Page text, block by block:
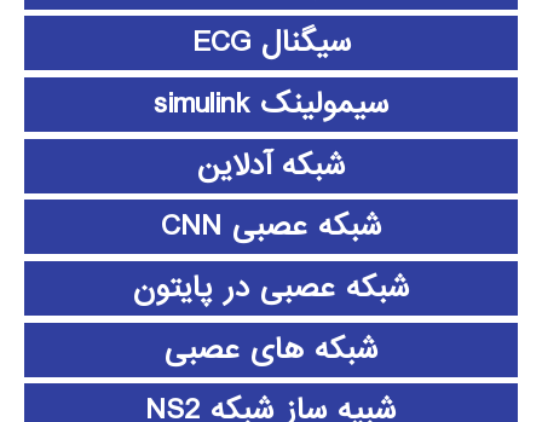
سیگنال ECG
سیمولینک simulink
شبکه آدلاین
شبکه عصبی CNN
شبکه عصبی در پایتون
شبکه های عصبی
شبیه ساز شبکه NS2